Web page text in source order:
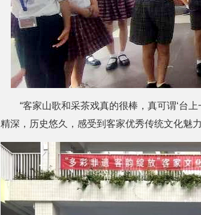
“客家山歌和采茶戏真的很棒，真可谓‘台
精深，历史悠久，感受到客家优秀传统文化魅